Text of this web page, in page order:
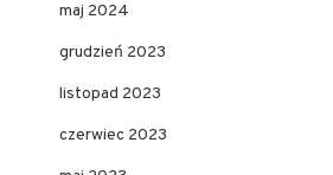
maj 2024
grudzień 2023
listopad 2023
czerwiec 2023